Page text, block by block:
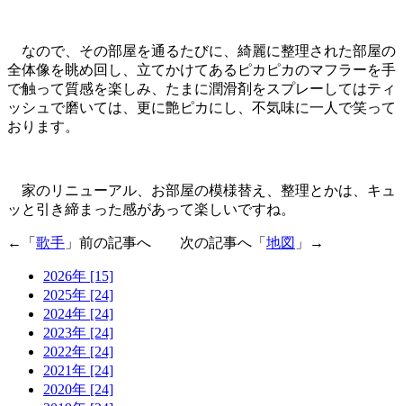
なので、その部屋を通るたびに、綺麗に整理された部屋の
全体像を眺め回し、立てかけてあるピカピカのマフラーを手
で触って質感を楽しみ、たまに潤滑剤をスプレーしてはティ
ッシュで磨いては、更に艶ピカにし、不気味に一人で笑って
おります。
家のリニューアル、お部屋の模様替え、整理とかは、キュ
ッと引き締まった感があって楽しいですね。
←「 歌手 」前の記事へ 次の記事へ「 地図 」→
2026年 [15]
2025年 [24]
2024年 [24]
2023年 [24]
2022年 [24]
2021年 [24]
2020年 [24]